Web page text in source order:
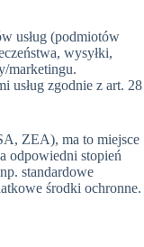
usług (podmiotów
wysyłki,
marketingu.
usług zgodnie z art. 28
ZEA), ma to miejsce
odpowiedni stopień
standardowe
środki ochronne.